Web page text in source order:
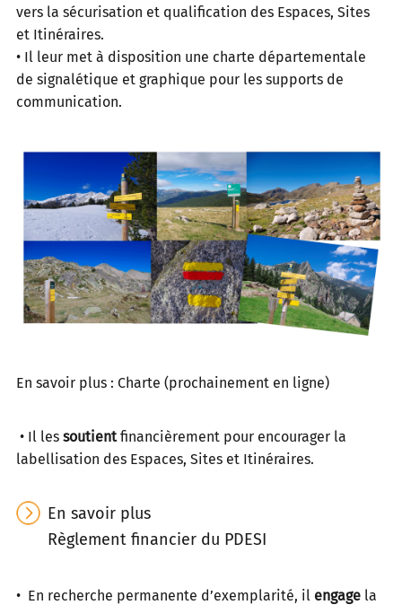
vers la sécurisation et qualification des Espaces, Sites
et Itinéraires.
• Il leur met à disposition une charte départementale
de signalétique et graphique pour les supports de
communication.
En savoir plus : Charte (prochainement en ligne)
• Il les soutientfinancièrement pour encourager la
labellisation des Espaces, Sites et Itinéraires.
En savoir plus
Règlement financier du PDESI
• En recherche permanente d’exemplarité, il engage la